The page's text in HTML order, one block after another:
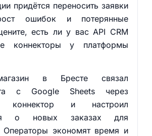
придётся переносить заявки
ошибок и потерянные
есть ли у вас API CRM
коннекторы у платформы
в Бресте связал
с Google Sheets через
коннектор и настроил
о новых заказах для
Операторы экономят время и